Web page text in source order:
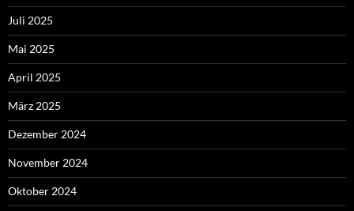
Juli 2025
Mai 2025
April 2025
März 2025
Dezember 2024
November 2024
Oktober 2024